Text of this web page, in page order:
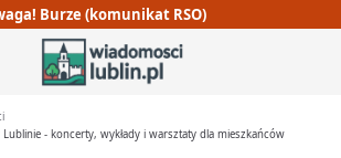
Burze (komunikat RSO)
Lublinie - koncerty, wykłady i warsztaty dla mieszkańców